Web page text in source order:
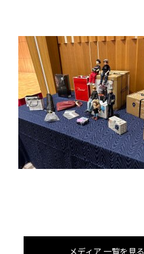
メディア 一覧を見る